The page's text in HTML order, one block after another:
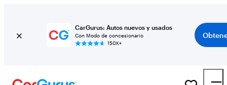
CarGurus: Autos nuevos y usados
Con Modo de concesionario
150K+